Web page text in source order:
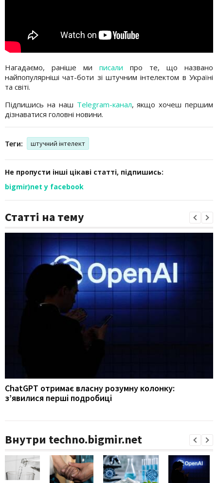
Нагадаємо, раніше ми писали про те, що названо
найпопулярніші чат-боти зі штучним інтелектом в Україні
та світі.
Підпишись на наш Telegram-канал, якщо хочеш першим
дізнаватися головні новини.
Теги: штучний інтелект
Не пропусти інші цікаві статті, підпишись:
bigmir)net у facebook
Статті на тему
ChatGPT отримає власну розумну колонку:
з’явилися перші подробиці
Внутри techno.bigmir.net